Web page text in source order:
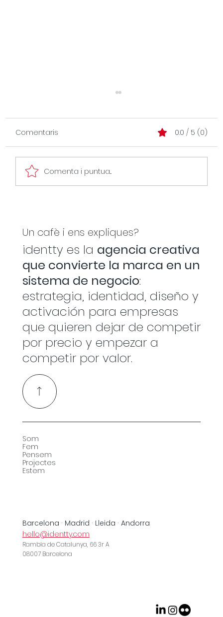
Comentaris 0.0 / 5 (0)
Comenta i puntua...
Un cafè i ens expliques?
identty es la agencia creativa
que convierte la marca en un
sistema de negocio:
estrategia, identidad, diseño y
activación para empresas
que quieren dejar de competir
por precio y empezar a
competir por valor.
Barcelona · Madrid · Lleida · Andorra
hello@identty.com
Rambla de Catalunya, 66 3r A
08007 Barcelona
Som
Fem
Pensem
Projectes
Estem